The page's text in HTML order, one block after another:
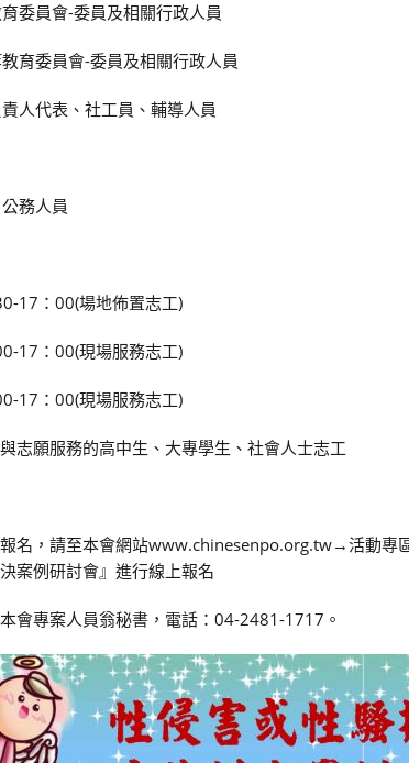
委員會-委員及相關行政人員
育委員會-委員及相關行政人員
人代表、社工員、輔導人員
務人員
17：00(場地佈置志工)
17：00(現場服務志工)
17：00(現場服務志工)
志願服務的高中生、大專學生、社會人士志工
名，請至本會網站www.chinesenpo.org.tw→活動
案例研討會』進行線上報名
會專案人員翁秘書，電話：04-2481-1717。